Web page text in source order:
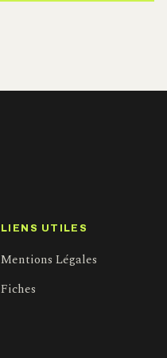
LIENS UTILES
Mentions Légales
Fiches